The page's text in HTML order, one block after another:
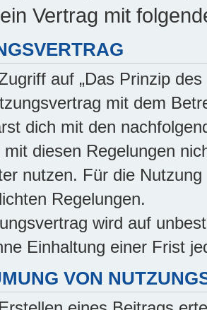
Vertrag mit
auf „Das Prinzip
mit dem
dich mit den
diesen Regelungen
nutzen. Für die
Regelungen.
wird auf
Einhaltung einer Frist
VON